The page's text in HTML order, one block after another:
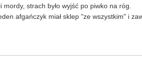
mordy, strach było wyjść po piwko na róg.
afgańczyk miał sklep "ze wszystkim" i